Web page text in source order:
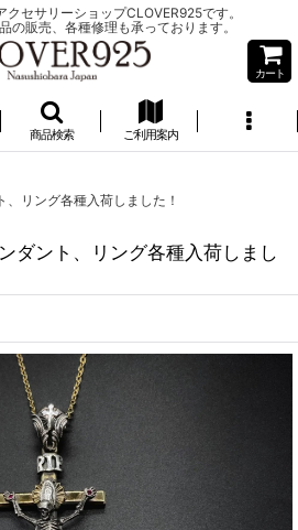
セサリーショップCLOVER925です。
の販売、各種修理も承っております。
カート
商品検索 ご利用案内
リング各種入荷しました！
ダント、リング各種入荷しまし